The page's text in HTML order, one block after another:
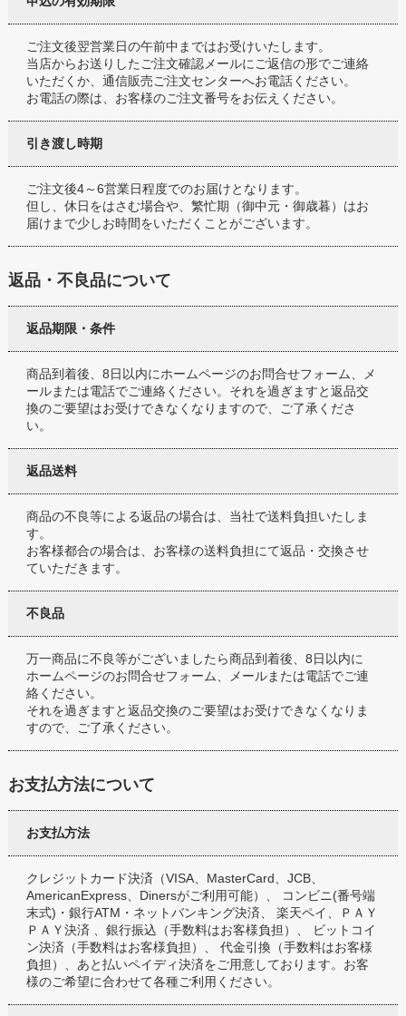
ご注文後翌営業日の午前中まではお受けいたします。
当店からお送りしたご注文確認メールにご返信の形でご連絡
いただくか、通信販売ご注文センターへお電話ください。
お電話の際は、お客様のご注文番号をお伝えください。
引き渡し時期
ご注文後4～6営業日程度でのお届けとなります。
但し、休日をはさむ場合や、繁忙期（御中元・御歳暮）はお
届けまで少しお時間をいただくことがございます。
返品・不良品について
返品期限・条件
商品到着後、8日以内にホームページのお問合せフォーム、メ
ールまたは電話でご連絡ください。それを過ぎますと返品交
換のご要望はお受けできなくなりますので、ご了承くださ
い。
返品送料
商品の不良等による返品の場合は、当社で送料負担いたしま
す。
お客様都合の場合は、お客様の送料負担にて返品・交換させ
ていただきます。
不良品
万一商品に不良等がございましたら商品到着後、8日以内に
ホームページのお問合せフォーム、メールまたは電話でご連
絡ください。
それを過ぎますと返品交換のご要望はお受けできなくなりま
すので、ご了承ください。
お支払方法について
お支払方法
クレジットカード決済（VISA、MasterCard、JCB、
AmericanExpress、Dinersがご利用可能）、 コンビニ(番号端
末式)・銀行ATM・ネットバンキング決済、 楽天ペイ、ＰＡＹ
ＰＡＹ決済 、銀行振込（手数料はお客様負担）、 ビットコイ
ン決済（手数料はお客様負担）、 代金引換（手数料はお客様
負担）、あと払いペイディ決済をご用意しております。お客
様のご希望に合わせて各種ご利用ください。